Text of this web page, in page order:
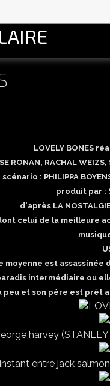
LOVELY BONES
RONAN, RACHAL
scénario : PHILIPPA
produit par :
d'après LA
celui de la meilleure
est assassinée
intermédiaire ou
peu et son père est prêt
harvey
entre jack